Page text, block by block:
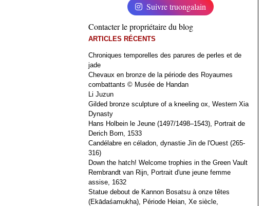
Suivre truongalain
Contacter le propriétaire du blog
ARTICLES RÉCENTS
Chroniques temporelles des parures de perles et de
jade
Chevaux en bronze de la période des Royaumes
combattants © Musée de Handan
Li Juzun
Gilded bronze sculpture of a kneeling ox, Western Xia
Dynasty
Hans Holbein le Jeune (1497/1498–1543), Portrait de
Derich Born, 1533
Candélabre en céladon, dynastie Jin de l'Ouest (265-
316)
Down the hatch! Welcome trophies in the Green Vault
Rembrandt van Rijn, Portrait d'une jeune femme
assise, 1632
Statue debout de Kannon Bosatsu à onze têtes
(Ekādaśamukha), Période Heian, Xe siècle,